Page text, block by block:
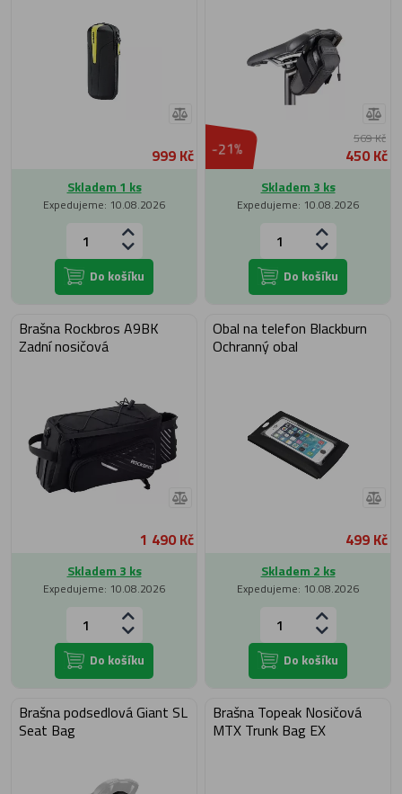
999 Kč
Skladem 1 ks
Expedujeme: 10.08.2026
Do košíku
-21% 569 Kč
450 Kč
Skladem 3 ks
Expedujeme: 10.08.2026
Do košíku
Brašna Rockbros A9BK
Zadní nosičová
1 490 Kč
Skladem 3 ks
Expedujeme: 10.08.2026
Do košíku
Obal na telefon Blackburn
Ochranný obal
499 Kč
Skladem 2 ks
Expedujeme: 10.08.2026
Do košíku
Brašna podsedlová Giant SL
Seat Bag
Brašna Topeak Nosičová
MTX Trunk Bag EX